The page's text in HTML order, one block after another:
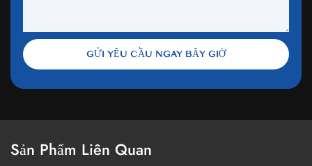
GỬI YÊU CẦU NGAY BÂY GIỜ
Sản Phẩm Liên Quan